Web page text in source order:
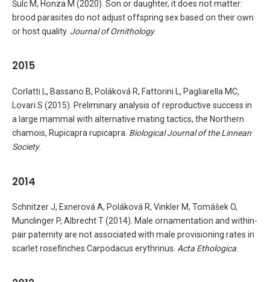
Šulc M, Honza M (2020). Son or daughter, it does not matter:
brood parasites do not adjust offspring sex based on their own
or host quality. Journal of Ornithology.
2015
Corlatti L, Bassano B, Poláková R, Fattorini L, Pagliarella MC,
Lovari S (2015). Preliminary analysis of reproductive success in
a large mammal with alternative mating tactics, the Northern
chamois, Rupicapra rupicapra. Biological Journal of the Linnean
Society.
2014
Schnitzer J, Exnerová A, Poláková R, Vinkler M, Tomášek O,
Munclinger P, Albrecht T (2014). Male ornamentation and within-
pair paternity are not associated with male provisioning rates in
scarlet rosefinches Carpodacus erythrinus. Acta Ethologica.